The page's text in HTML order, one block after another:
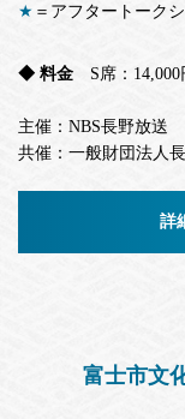
★ ＝アフタートーク
◆ 料金 S席：14,000
主催：NBS長野放送
共催：一般財団法人
詳
富士市文